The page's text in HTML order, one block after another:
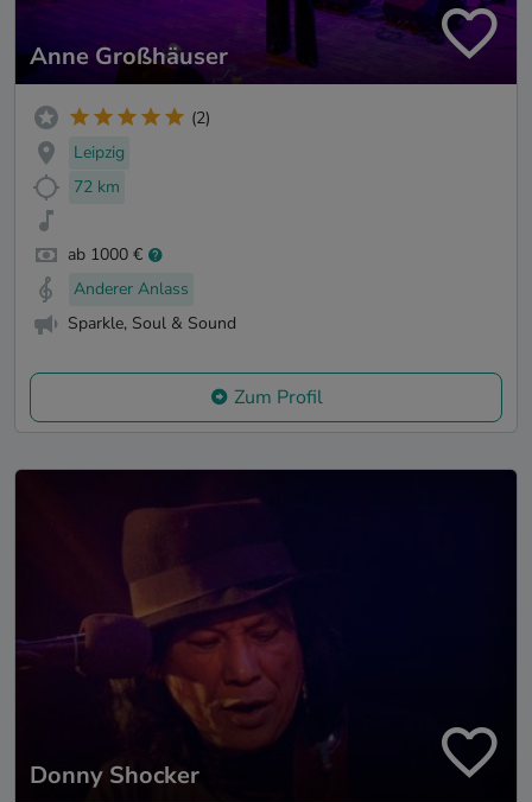
Anne Großhäuser
(2)
Leipzig
72 km
ab 1000 €
Anderer Anlass
Sparkle, Soul & Sound
Zum Profil
Donny Shocker